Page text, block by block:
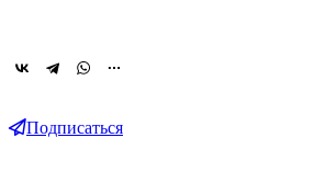
Подписаться